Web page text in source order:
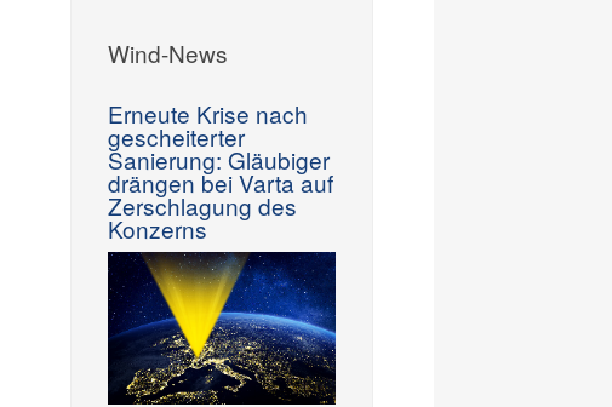
Wind-News
Erneute Krise nach
gescheiterter
Sanierung: Gläubiger
drängen bei Varta auf
Zerschlagung des
Konzerns